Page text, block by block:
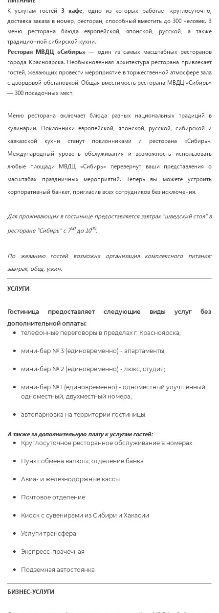
К услугам гостей 3 кафе, одно из которых работает круглосуточно,
доставка заказа в номер, ресторан, способный вместить до 300 человек. В
меню ресторана блюда европейской, японской, русской, а также
традиционной сибирской кухни.
Ресторан МВДЦ «Сибирь» — один из самых масштабных ресторанов
города Красноярска. Необыкновенная архитектура ресторана привлекает
гостей, желающих провести мероприятие в торжественной атмосфере зала
с дворцовой обстановкой. Общая вместимость ресторана МВДЦ «Сибирь»
— 300 посадочных мест.
Меню ресторана включает блюда разных национальных традиций в
кулинарии. Поклонники европейской, японской, русской, сибирской и
кавказской кухни станут поклонниками и ресторана «Сибирь».
Международный уровень обслуживания и возможность использовать
любые площади МВДЦ «Сибирь» перевернут ваши представления о
масштабах праздничных мероприятий. Теперь вы можете устроить
корпоративный банкет, пригласив всех сотрудников без исключения.
Для проживающих в гостинице предоставляется завтрак "шведский стол" в
ресторане "Сибирь" с 700до 1000.
По желанию гостей возможна организация комплексного питания:
завтрак, обед, ужин.
УСЛУГИ
Гостиница предоставляет следующие виды услуг без
дополнительной оплаты:
телефонные переговоры в пределах г. Красноярска;
мини-бар № 3 (единовременно) - апартаменты;
мини-бар № 2 (единовременно) - люкс, студия;
мини-бар № 1 (единовременно) - одноместный улучшенный,
одноместный, двухместный номера;
автопарковка на территории гостиницы.
А также за дополнительную плату к услугам гостей:
Круглосуточное ресторанное обслуживание в номерах
Пункт обмена валюты, отделение банка
Авиа- и железнодоржные кассы
Почтовое отделение
Киоск с сувенирами из Сибири и Хакасии
Услуги трансфера
Экспресс-прачечная
Подземная автостоянка
БИЗНЕС-УСЛУГИ